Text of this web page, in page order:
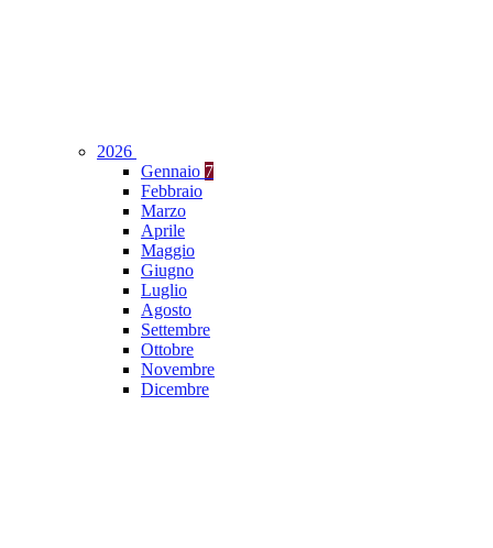
2026
Gennaio 7
Febbraio
Marzo
Aprile
Maggio
Giugno
Luglio
Agosto
Settembre
Ottobre
Novembre
Dicembre